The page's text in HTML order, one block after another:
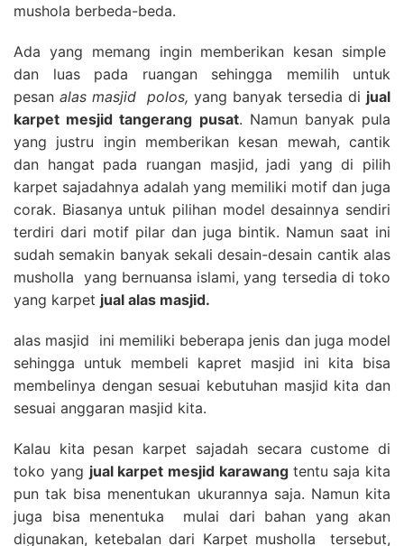
mushola berbeda-beda.
Ada yang memang ingin memberikan kesan simple
dan luas pada ruangan sehingga memilih untuk
pesan alas masjid polos, yang banyak tersedia di jual
karpet mesjid tangerang pusat. Namun banyak pula
yang justru ingin memberikan kesan mewah, cantik
dan hangat pada ruangan masjid, jadi yang di pilih
karpet sajadahnya adalah yang memiliki motif dan juga
corak. Biasanya untuk pilihan model desainnya sendiri
terdiri dari motif pilar dan juga bintik. Namun saat ini
sudah semakin banyak sekali desain-desain cantik alas
musholla yang bernuansa islami, yang tersedia di toko
yang karpet jual alas masjid.
alas masjid ini memiliki beberapa jenis dan juga model
sehingga untuk membeli kapret masjid ini kita bisa
membelinya dengan sesuai kebutuhan masjid kita dan
sesuai anggaran masjid kita.
Kalau kita pesan karpet sajadah secara custome di
toko yang jual karpet mesjid karawang tentu saja kita
pun tak bisa menentukan ukurannya saja. Namun kita
juga bisa menentuka mulai dari bahan yang akan
digunakan, ketebalan dari Karpet musholla tersebut,